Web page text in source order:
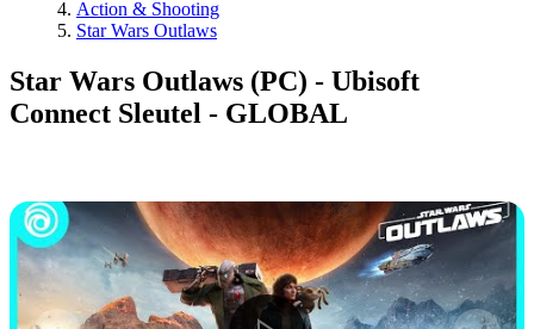
Action & Shooting
Star Wars Outlaws
Star Wars Outlaws (PC) - Ubisoft
Connect Sleutel - GLOBAL